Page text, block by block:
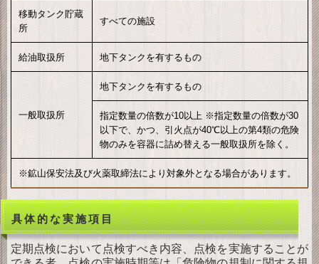
移動タンク貯蔵
所
すべての施設
給油取扱所 地下タンクを有するもの
一般取扱所
地下タンクを有するもの
指定数量の倍数が10以上 ※指定数量の倍数が30
以下で、かつ、引火点が40℃以上の第4類の危険
物のみを容器に詰め替える一般取扱所を除く。
※鉱山保安法及び火薬取締法により対象外となる場合があります。
具体的な実施項目
定期点検において点検すべき内容、点検を実施することが